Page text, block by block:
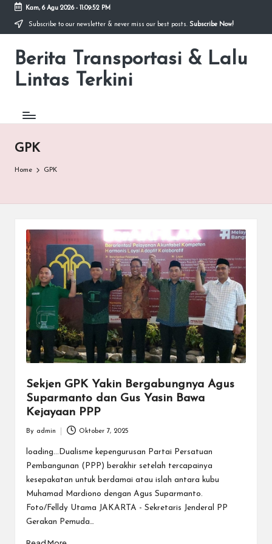
Skip
content
Kam, 6 Agu 2026- 11:09:52 PM
Subscribe to our newsletter & never miss our best posts. Subscribe Now!
Berita Transportasi & Lalu
Lintas Terkini
premancity.biz.id
GPK
Home GPK
Sekjen GPK Yakin Bergabungnya Agus
Suparmanto dan Gus Yasin Bawa
Kejayaan PPP
by
By admin Oktober 7, 2025
loading...Dualisme kepengurusan Partai Persatuan
Pembangunan (PPP) berakhir setelah tercapainya
kesepakatan untuk berdamai atau islah antara kubu
Muhamad Mardiono dengan Agus Suparmanto.
Foto/Felldy Utama JAKARTA - Sekretaris Jenderal PP
Gerakan Pemuda…